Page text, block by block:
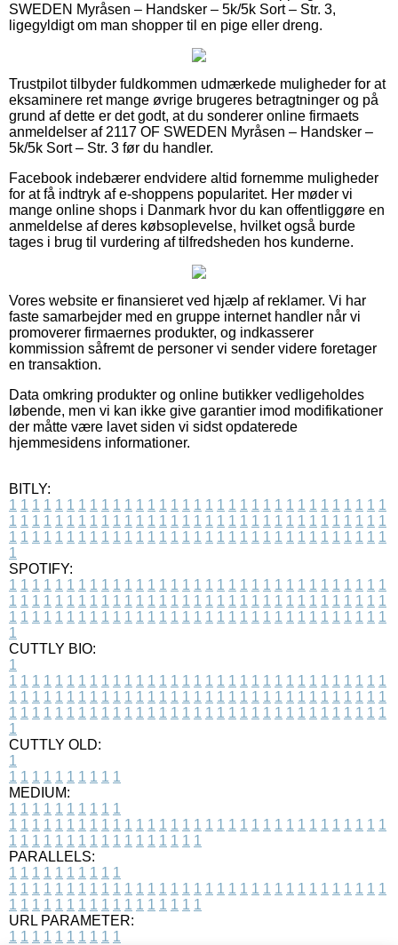
SWEDEN Myråsen – Handsker – 5k/5k Sort – Str. 3,
ligegyldigt om man shopper til en pige eller dreng.
Trustpilot tilbyder fuldkommen udmærkede muligheder for at
eksaminere ret mange øvrige brugeres betragtninger og på
grund af dette er det godt, at du sonderer online firmaets
anmeldelser af 2117 OF SWEDEN Myråsen – Handsker –
5k/5k Sort – Str. 3 før du handler.
Facebook indebærer endvidere altid fornemme muligheder
for at få indtryk af e-shoppens popularitet. Her møder vi
mange online shops i Danmark hvor du kan offentliggøre en
anmeldelse af deres købsoplevelse, hvilket også burde
tages i brug til vurdering af tilfredsheden hos kunderne.
Vores website er finansieret ved hjælp af reklamer. Vi har
faste samarbejder med en gruppe internet handler når vi
promoverer firmaernes produkter, og indkasserer
kommission såfremt de personer vi sender videre foretager
en transaktion.
Data omkring produkter og online butikker vedligeholdes
løbende, men vi kan ikke give garantier imod modifikationer
der måtte være lavet siden vi sidst opdaterede
hjemmesidens informationer.
BITLY:
1 1 1 1 1 1 1 1 1 1 1 1 1 1 1 1 1 1 1 1 1 1 1 1 1 1 1 1 1 1 1 1 1
1 1 1 1 1 1 1 1 1 1 1 1 1 1 1 1 1 1 1 1 1 1 1 1 1 1 1 1 1 1 1 1 1
1 1 1 1 1 1 1 1 1 1 1 1 1 1 1 1 1 1 1 1 1 1 1 1 1 1 1 1 1 1 1 1 1
1
SPOTIFY:
1 1 1 1 1 1 1 1 1 1 1 1 1 1 1 1 1 1 1 1 1 1 1 1 1 1 1 1 1 1 1 1 1
1 1 1 1 1 1 1 1 1 1 1 1 1 1 1 1 1 1 1 1 1 1 1 1 1 1 1 1 1 1 1 1 1
1 1 1 1 1 1 1 1 1 1 1 1 1 1 1 1 1 1 1 1 1 1 1 1 1 1 1 1 1 1 1 1 1
1
CUTTLY BIO:
1
1 1 1 1 1 1 1 1 1 1 1 1 1 1 1 1 1 1 1 1 1 1 1 1 1 1 1 1 1 1 1 1 1
1 1 1 1 1 1 1 1 1 1 1 1 1 1 1 1 1 1 1 1 1 1 1 1 1 1 1 1 1 1 1 1 1
1 1 1 1 1 1 1 1 1 1 1 1 1 1 1 1 1 1 1 1 1 1 1 1 1 1 1 1 1 1 1 1 1
1
CUTTLY OLD:
1
1 1 1 1 1 1 1 1 1 1
MEDIUM:
1 1 1 1 1 1 1 1 1 1
1 1 1 1 1 1 1 1 1 1 1 1 1 1 1 1 1 1 1 1 1 1 1 1 1 1 1 1 1 1 1 1 1
1 1 1 1 1 1 1 1 1 1 1 1 1 1 1 1 1
PARALLELS:
1 1 1 1 1 1 1 1 1 1
1 1 1 1 1 1 1 1 1 1 1 1 1 1 1 1 1 1 1 1 1 1 1 1 1 1 1 1 1 1 1 1 1
1 1 1 1 1 1 1 1 1 1 1 1 1 1 1 1 1
URL PARAMETER:
1 1 1 1 1 1 1 1 1 1